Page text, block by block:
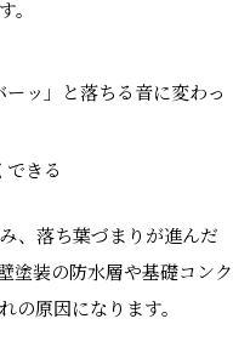
。
ッ」と落ちる音に変わっ
できる
、落ち葉づまりが進んだ
塗装の防水層や基礎コンク
の原因になります。